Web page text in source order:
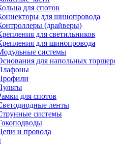
для спотов
для шинопровода
(драйверы)
для светильников
для шинопровода
системы
для напольных
для спотов
ленты
системы
и провода